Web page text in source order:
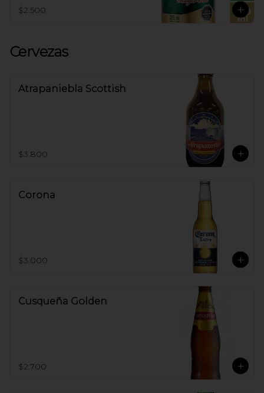
$2.500
Cervezas
Atrapaniebla Scottish
$3.800
Corona
$3.000
Cusqueña Golden
$2.700